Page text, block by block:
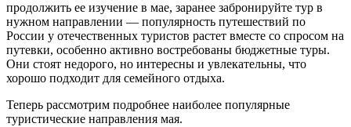
продолжить ее изучение в мае, заранее забронируйте тур в
нужном направлении — популярность путешествий по
России у отечественных туристов растет вместе со спросом на
путевки, особенно активно востребованы бюджетные туры.
Они стоят недорого, но интересны и увлекательны, что
хорошо подходит для семейного отдыха.
Теперь рассмотрим подробнее наиболее популярные
туристические направления мая.